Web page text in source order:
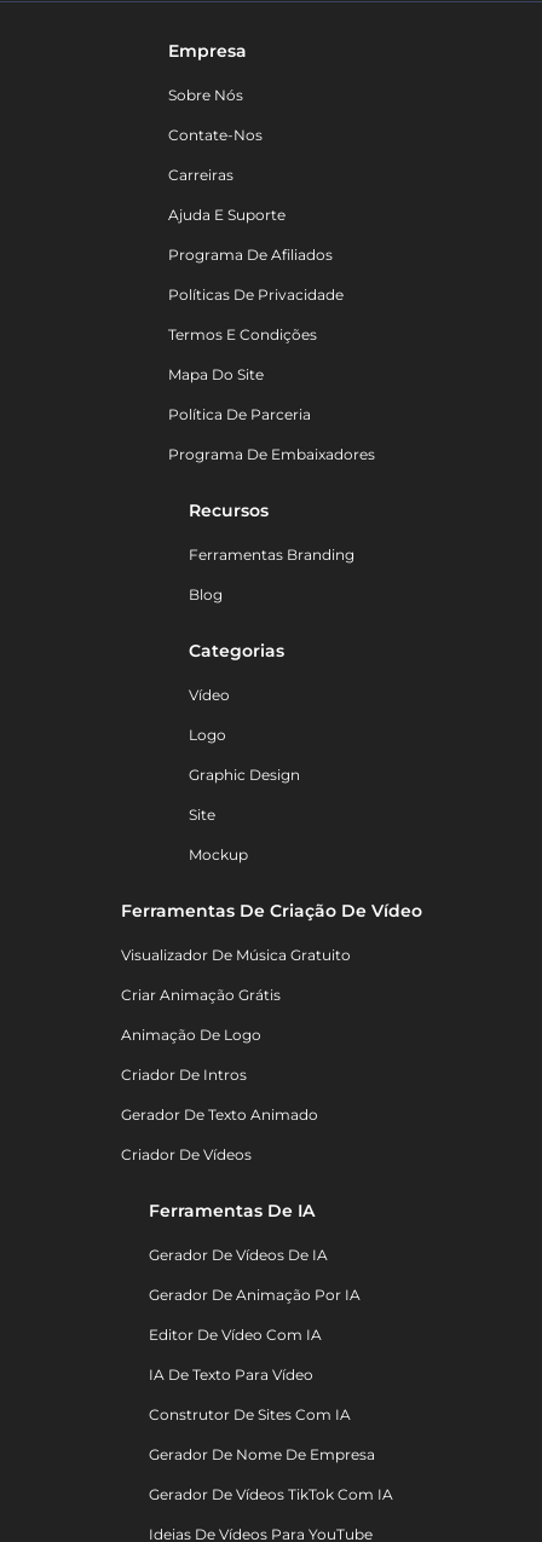
Empresa
Sobre Nós
Contate-Nos
Carreiras
Ajuda E Suporte
Programa De Afiliados
Políticas De Privacidade
Termos E Condições
Mapa Do Site
Política De Parceria
Programa De Embaixadores
Recursos
Ferramentas Branding
Blog
Categorias
Vídeo
Logo
Graphic Design
Site
Mockup
Ferramentas De Criação De Vídeo
Visualizador De Música Gratuito
Criar Animação Grátis
Animação De Logo
Criador De Intros
Gerador De Texto Animado
Criador De Vídeos
Ferramentas De IA
Gerador De Vídeos De IA
Gerador De Animação Por IA
Editor De Vídeo Com IA
IA De Texto Para Vídeo
Construtor De Sites Com IA
Gerador De Nome De Empresa
Gerador De Vídeos TikTok Com IA
Ideias De Vídeos Para YouTube